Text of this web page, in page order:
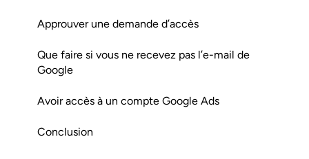
Approuver une demande d’accès
Que faire si vous ne recevez pas l’e-mail de
Google
Avoir accès à un compte Google Ads
Conclusion